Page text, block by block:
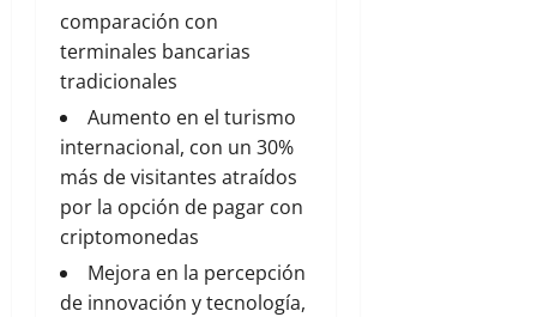
comparación con
terminales bancarias
tradicionales
Aumento en el turismo
internacional, con un 30%
más de visitantes atraídos
por la opción de pagar con
criptomonedas
Mejora en la percepción
de innovación y tecnología,